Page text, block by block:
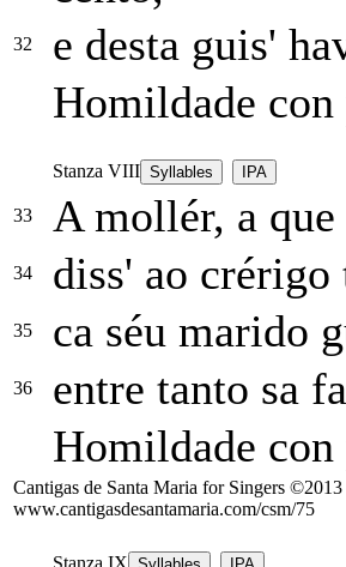
32 e desta guis'
Homildade con
Stanza VIII Syllables IPA
33 A mollér, a que
34 diss' ao crérigo
35 ca séu marido
36 entre tanto sa
Homildade con
Cantigas de Santa Maria for Singers
www.cantigasdesantamaria.com/csm/75
Stanza IX